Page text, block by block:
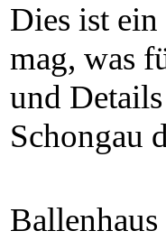
Dies ist
mag, was
und
Schongau